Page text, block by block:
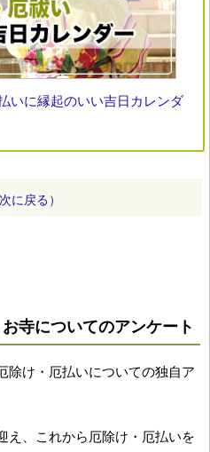
いに縁起のいい吉日カレンダ
に戻る）
寺についてのアンケート
除け・厄払いについての独自ア
え、これから厄除け・厄払いを